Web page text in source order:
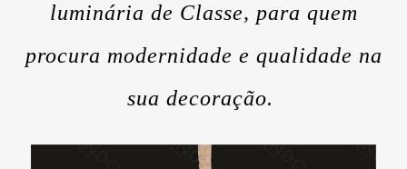
luminária de Classe, para quem
procura modernidade e qualidade na
sua decoração.